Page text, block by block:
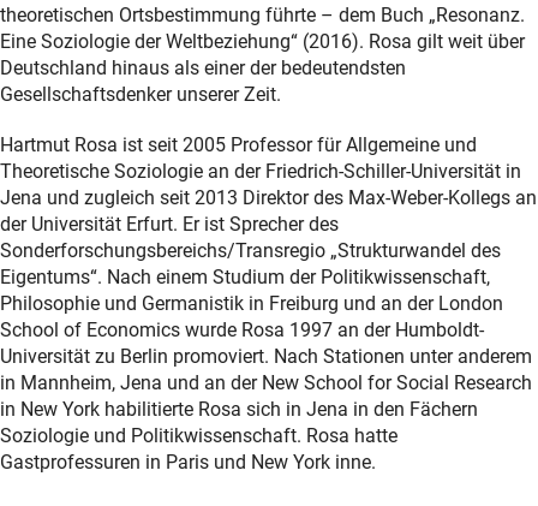
theoretischen Ortsbestimmung führte – dem Buch „Resonanz.
Eine Soziologie der Weltbeziehung“ (2016). Rosa gilt weit über
Deutschland hinaus als einer der bedeutendsten
Gesellschaftsdenker unserer Zeit.
Hartmut Rosa ist seit 2005 Professor für Allgemeine und
Theoretische Soziologie an der Friedrich-Schiller-Universität in
Jena und zugleich seit 2013 Direktor des Max-Weber-Kollegs an
der Universität Erfurt. Er ist Sprecher des
Sonderforschungsbereichs/Transregio „Strukturwandel des
Eigentums“. Nach einem Studium der Politikwissenschaft,
Philosophie und Germanistik in Freiburg und an der London
School of Economics wurde Rosa 1997 an der Humboldt-
Universität zu Berlin promoviert. Nach Stationen unter anderem
in Mannheim, Jena und an der New School for Social Research
in New York habilitierte Rosa sich in Jena in den Fächern
Soziologie und Politikwissenschaft. Rosa hatte
Gastprofessuren in Paris und New York inne.